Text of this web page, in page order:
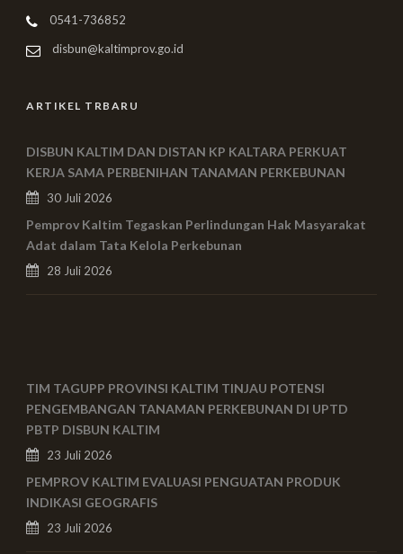
0541-736852
disbun@kaltimprov.go.id
ARTIKEL TRBARU
DISBUN KALTIM DAN DISTAN KP KALTARA PERKUAT
KERJA SAMA PERBENIHAN TANAMAN PERKEBUNAN
30 Juli 2026
Pemprov Kaltim Tegaskan Perlindungan Hak Masyarakat
Adat dalam Tata Kelola Perkebunan
28 Juli 2026
TIM TAGUPP PROVINSI KALTIM TINJAU POTENSI
PENGEMBANGAN TANAMAN PERKEBUNAN DI UPTD
PBTP DISBUN KALTIM
23 Juli 2026
PEMPROV KALTIM EVALUASI PENGUATAN PRODUK
INDIKASI GEOGRAFIS
23 Juli 2026